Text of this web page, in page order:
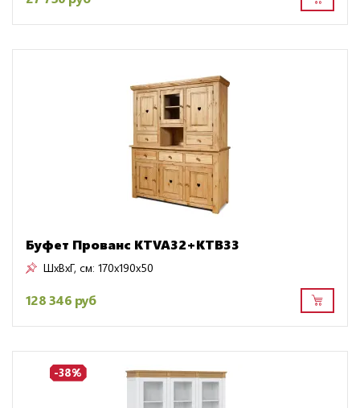
Буфет Прованс KTVA32+KTB33
ШxВxГ, см: 170x190x50
128 346 руб
-38%